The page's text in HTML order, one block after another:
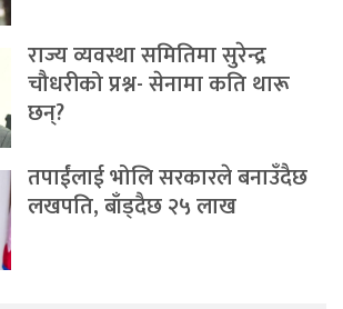
राज्य व्यवस्था समितिमा सुरेन्द्र
चौधरीको प्रश्न- सेनामा कति थारू
छन्?
तपाईंलाई भोलि सरकारले बनाउँदैछ
लखपति, बाँड्दैछ २५ लाख